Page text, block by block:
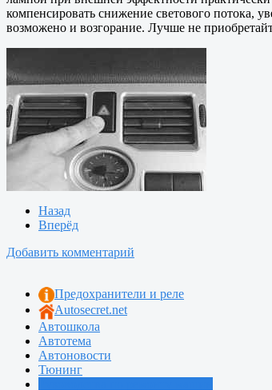
компенсировать снижение светового потока,
возможено и возгорание. Лучше не
Назад
Вперёд
Добавить комментарий
Предохранители и реле
Autosecret.net
Автошкола
Автотема
Автоновости
Тюнинг